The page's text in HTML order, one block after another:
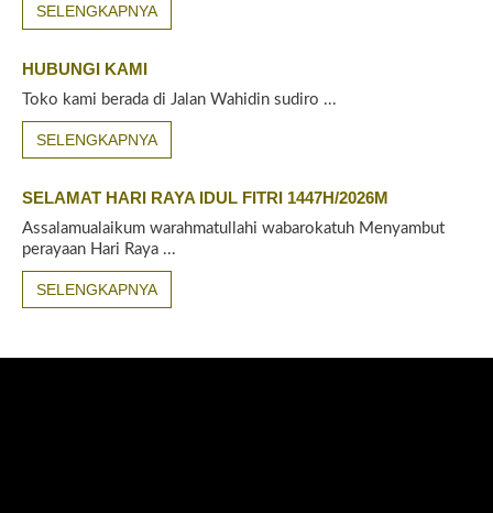
SELENGKAPNYA
HUBUNGI KAMI
Toko kami berada di Jalan Wahidin sudiro ...
SELENGKAPNYA
SELAMAT HARI RAYA IDUL FITRI 1447H/2026M
Assalamualaikum warahmatullahi wabarokatuh Menyambut
perayaan Hari Raya ...
SELENGKAPNYA